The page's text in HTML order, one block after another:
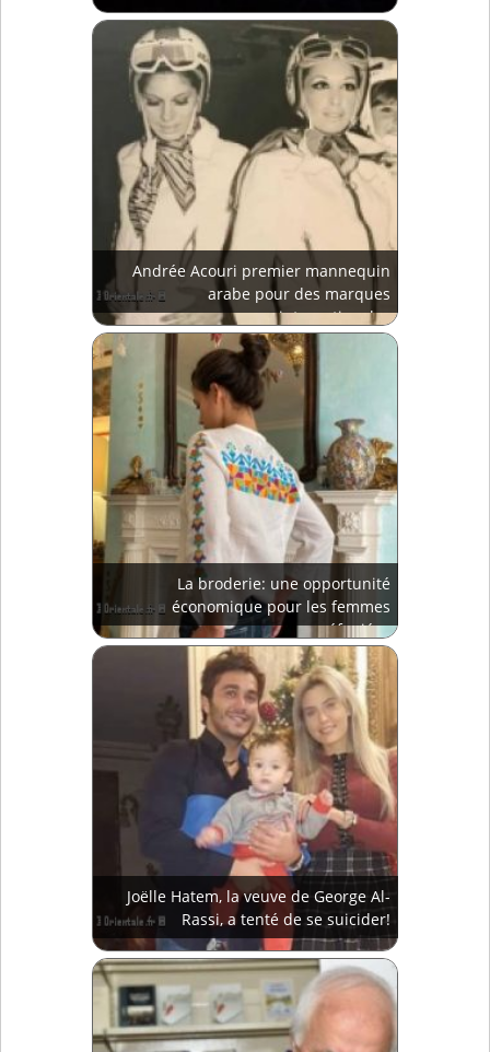
Andrée Acouri premier mannequin
arabe pour des marques
internationales
La broderie: une opportunité
économique pour les femmes
réfugiées
Joëlle Hatem, la veuve de George Al-
Rassi, a tenté de se suicider!